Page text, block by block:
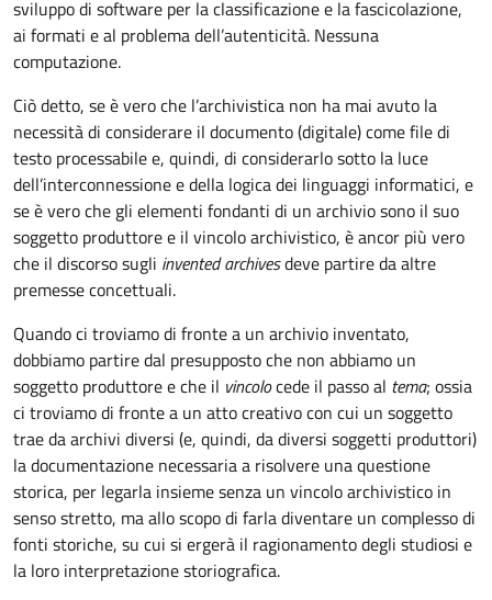
sviluppo di software per la classificazione e la fascicolazione,
ai formati e al problema dell’autenticità. Nessuna
computazione.
Ciò detto, se è vero che l’archivistica non ha mai avuto la
necessità di considerare il documento (digitale) come file di
testo processabile e, quindi, di considerarlo sotto la luce
dell’interconnessione e della logica dei linguaggi informatici, e
se è vero che gli elementi fondanti di un archivio sono il suo
soggetto produttore e il vincolo archivistico, è ancor più vero
che il discorso sugli invented archivesdeve partire da altre
premesse concettuali.
Quando ci troviamo di fronte a un archivio inventato,
dobbiamo partire dal presupposto che non abbiamo un
soggetto produttore e che il vincolocede il passo al tema; ossia
ci troviamo di fronte a un atto creativo con cui un soggetto
trae da archivi diversi (e, quindi, da diversi soggetti produttori)
la documentazione necessaria a risolvere una questione
storica, per legarla insieme senza un vincolo archivistico in
senso stretto, ma allo scopo di farla diventare un complesso di
fonti storiche, su cui si ergerà il ragionamento degli studiosi e
la loro interpretazione storiografica.